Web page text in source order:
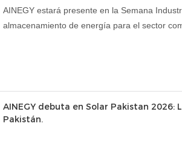
AINEGY estará presente en la Semana
almacenamiento de energía para el sector
AINEGY debuta en Solar Pakistan
Pakistán.